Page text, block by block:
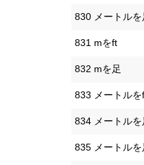
830 メートルを
831 mをft
832 mを足
833 メートルを
834 メートルを
835 メートルを